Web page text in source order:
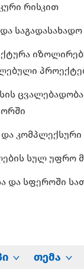
რისკით
საგადასახადო
სულ უფრო
და სფეროში
თემა